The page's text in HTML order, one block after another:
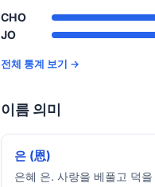
CHO
JO
전체 통계 보기 →
이름 의미
은 (恩)
은혜 은. 사랑을 베풀고 덕을